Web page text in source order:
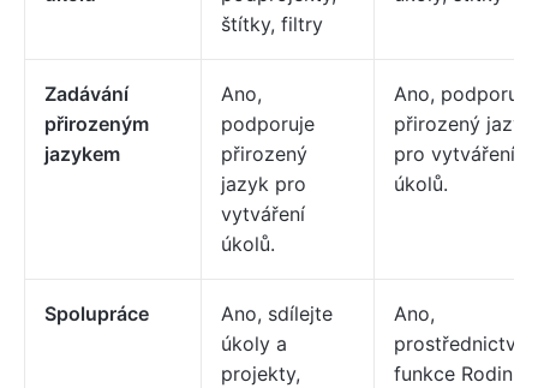
štítky, filtry
Zadávání
přirozeným
jazykem
Ano,
podporuje
přirozený
jazyk pro
vytváření
úkolů.
Ano, podporuje
přirozený jazyk
pro vytváření
úkolů.
Spolupráce
Ano, sdílejte
úkoly a
projekty,
Ano,
prostřednictvím
funkce Rodinné